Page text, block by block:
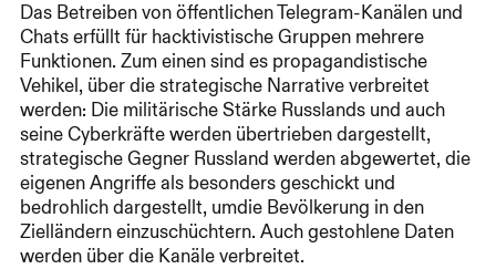
Das Betreiben von öffentlichen Telegram-Kanälen und
Chats erfüllt für hacktivistische Gruppen mehrere
Funktionen. Zum einen sind es propagandistische
Vehikel, über die strategische Narrative verbreitet
werden: Die militärische Stärke Russlands und auch
seine Cyberkräfte werden übertrieben dargestellt,
strategische Gegner Russland werden abgewertet, die
eigenen Angriffe als besonders geschickt und
bedrohlich dargestellt, umdie Bevölkerung in den
Zielländern einzuschüchtern. Auch gestohlene Daten
werden über die Kanäle verbreitet.